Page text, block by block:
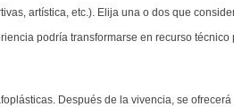
artística, etc.). Elija una o dos que
podría transformarse en recurso técnico
Después de la vivencia, se